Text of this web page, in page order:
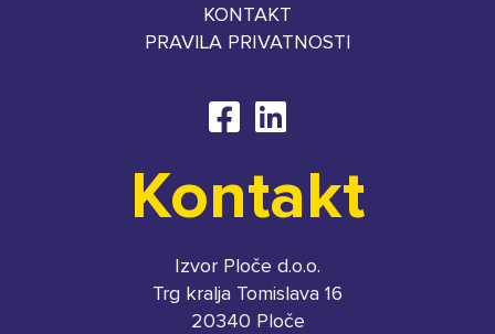
KONTAKT
PRAVILA PRIVATNOSTI
Kontakt
Izvor Ploče d.o.o.
Trg kralja Tomislava 16
20340 Ploče